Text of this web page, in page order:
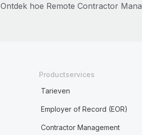
Ontdek hoe Remote Contractor
Productservices
Tarieven
Employer of Record (EOR)
Contractor Management